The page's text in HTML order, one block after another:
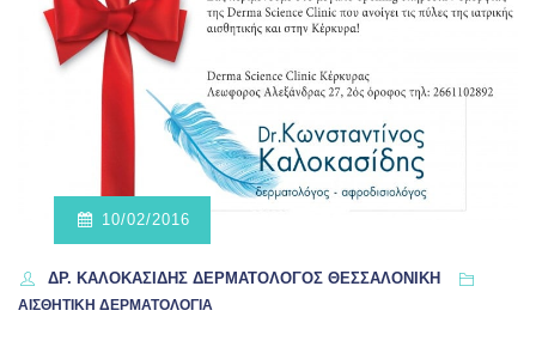
10/02/2016
ΔΡ. ΚΑΛΟΚΑΣΊΔΗΣ ΔΕΡΜΑΤΟΛΌΓΟΣ ΘΕΣΣΑΛΟΝΊΚΗ
ΑΙΣΘΗΤΙΚΗ ΔΕΡΜΑΤΟΛΟΓΙΑ